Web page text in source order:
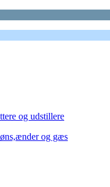
og udstillere
og gæs